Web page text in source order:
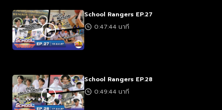
School Rangers EP.27
0:47:44 นาที
School Rangers EP.28
0:49:44 นาที